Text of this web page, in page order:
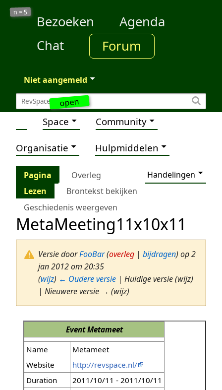
open
n = 5
Bezoeken
Agenda
Chat
Forum
Niet aangemeld
Space Community
Organisatie Hulpmiddelen
Pagina Overleg
Handelingen
Lezen
Brontekst bekijken
Geschiedenis weergeven
MetaMeeting11x10x11
Versie doorFooBar(overleg | bijdragen) op 2
jan 2012 om 20:35
(wijz) ← Oudere versie | Huidige versie (wijz)
| Nieuwere versie → (wijz)
EventMetameet
Name
Metameet
Website
http://revspace.nl/
Duration
2011/10/11 - 2011/10/11